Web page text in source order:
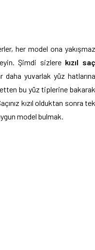
her model ona yakışmaz
Şimdi sizlere kızıl saç
yuvarlak yüz hatlarına
bu yüz tiplerine bakarak
kızıl olduktan sonra tek
model bulmak.